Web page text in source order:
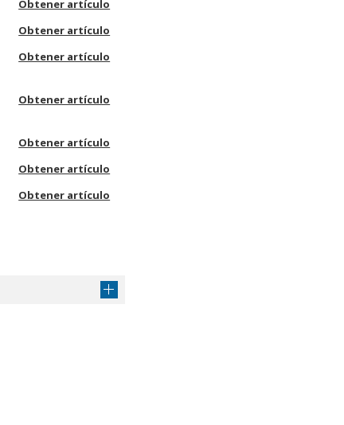
Obtener artículo
Obtener artículo
Obtener artículo
Obtener artículo
Obtener artículo
Obtener artículo
Obtener artículo
Obtener artículo